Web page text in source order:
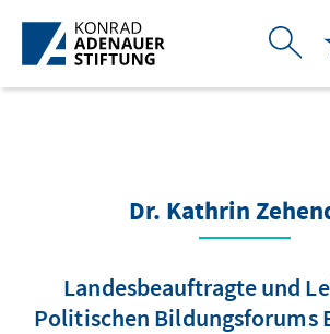
Zum Hauptinhalt springen
Dr. Kathrin
Landesbeauftragte und
Politischen Bildungsforums